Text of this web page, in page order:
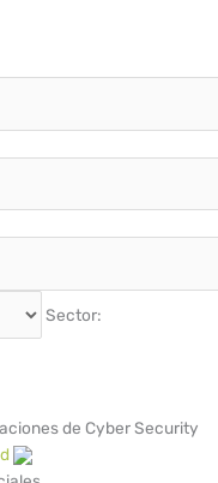
Sector:
de Cyber Security